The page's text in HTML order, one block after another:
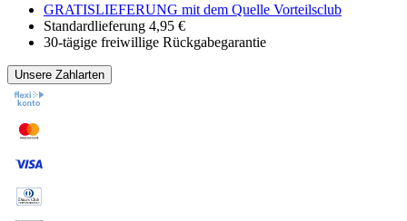
GRATISLIEFERUNG mit dem Quelle Vorteilsclub
Standardlieferung 4,95 €
30-tägige freiwillige Rückgabegarantie
Unsere Zahlarten